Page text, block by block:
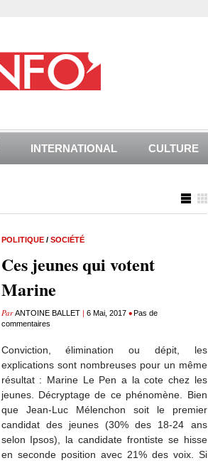
INTERNATIONAL CULTURE
POLITIQUE/ SOCIÉTÉ
Ces jeunes qui votent
Marine
ParANTOINE BALLET| 6 Mai, 2017 •Pas de
commentaires
Conviction, élimination ou dépit, les
explications sont nombreuses pour un même
résultat : Marine Le Pen a la cote chez les
jeunes. Décryptage de ce phénomène. Bien
que Jean-Luc Mélenchon soit le premier
candidat des jeunes (30% des 18-24 ans
selon Ipsos), la candidate frontiste se hisse
en seconde position avec 21% des voix. Si